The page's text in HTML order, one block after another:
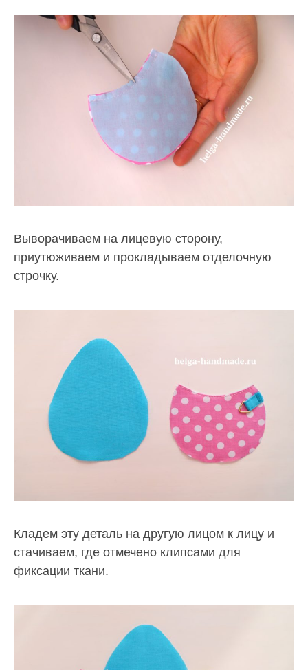
Выворачиваем на лицевую сторону,
приутюживаем и прокладываем отделочную
строчку.
Кладем эту деталь на другую лицом к лицу и
стачиваем, где отмечено клипсами для
фиксации ткани.